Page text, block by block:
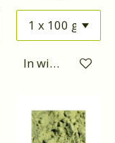
In winkelwagen